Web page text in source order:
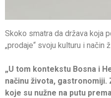
Skoko smatra da država koja
„prodaje“ svoju kulturu i
„U tom kontekstu Bosna i
načinu života,
koje su nužne na putu